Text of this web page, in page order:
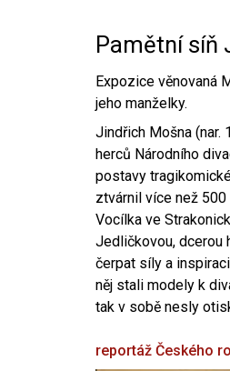
Pamětní síň
Expozice věnovaná
jeho manželky.
Jindřich Mošna (nar.
herců Národního
postavy
ztvárnil více než
Vocílka ve
Jedličkovou, dcerou
čerpat síly a
něj stali modely k
tak v sobě nesly
reportáž Českého